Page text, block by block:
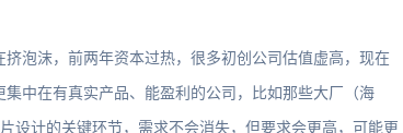
泡沫，前两年资本过热，很多初创公司估值虚高，现在
中在有真实产品、能盈利的公司，比如那些大厂（海
设计的关键环节，需求不会消失，但要求会更高，可能更